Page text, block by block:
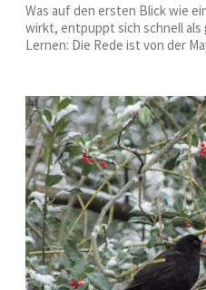
Was auf den ersten Blick wie
wirkt, entpuppt sich schnell
Lernen: Die Rede ist von der